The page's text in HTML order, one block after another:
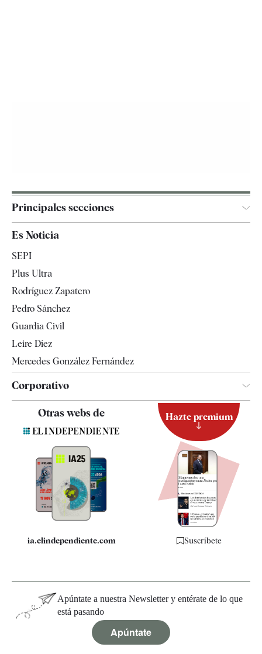
Principales secciones
España
Televisión
Es Noticia
SEPI
Plus Ultra
Rodríguez Zapatero
Pedro Sánchez
Guardia Civil
Leire Díez
Mercedes González Fernández
Corporativo
Contacto
Quiénes somos
Especificaciones
Otras webs de
ia.elindependiente.com
Hazte premium
Suscríbete
Apúntate a nuestra Newsletter y entérate de lo que
está pasando
Apúntate